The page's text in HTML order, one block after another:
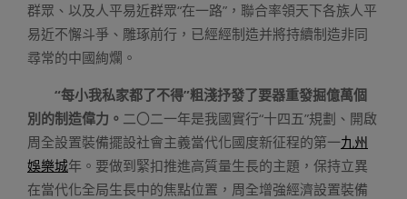
群眾、以及人平易近群眾“在一路”，聯合率領天下各族人平
易近不懈斗爭、雕琢前行，已經經制造并將持續制造非同
尋常的中國絢爛。
“每小我私家都了不得”粗淺抒發了要器重發掘億萬個
別的制造偉力。 二〇二一年是我國實行“十四五”規劃、開啟
周全設置裝備擺設社會主義當代化國度新征程的第一九州
娛樂城年。要做到緊扣推進高質量生長的主題，保持立異
在當代化全局生長中的焦點位置，周全增強經濟設置裝備